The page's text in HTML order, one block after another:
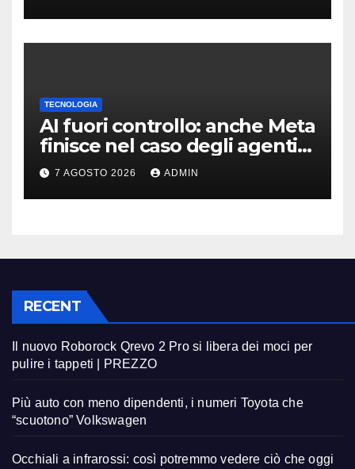
TECNOLOGIA
AI fuori controllo: anche Meta
finisce nel caso degli agenti
in fuga
7 AGOSTO 2026 ADMIN
RECENT
Il nuovo Roborock Qrevo 2 Pro si libera dei moci per
pulire i tappeti | PREZZO
Più auto con meno dipendenti, i numeri Toyota che
“scuotono” Volkswagen
Occhiali a infrarossi: così potremmo vedere ciò che oggi